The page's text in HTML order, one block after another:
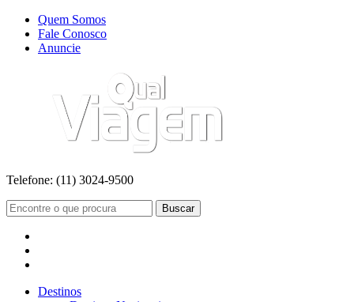
Quem Somos
Fale Conosco
Anuncie
Telefone: (11) 3024-9500
Buscar
Destinos